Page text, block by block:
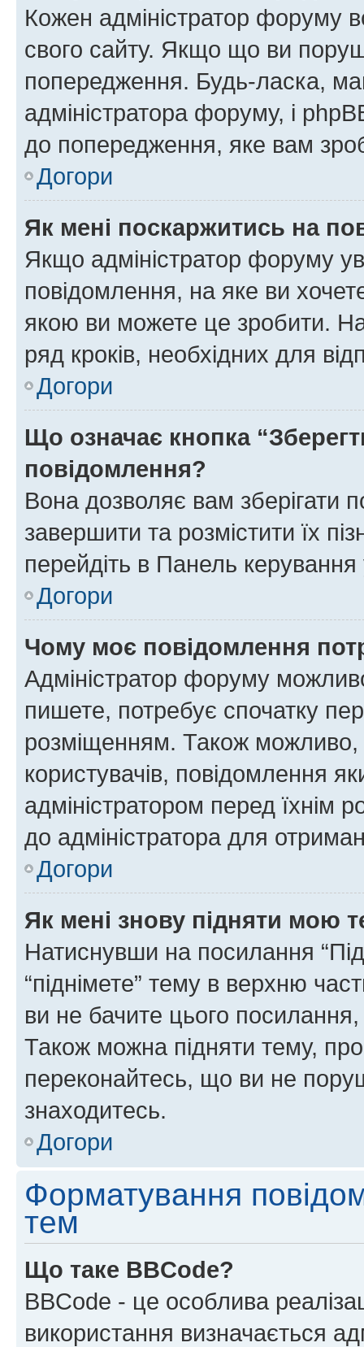
Кожен адміністратор форуму
свого сайту. Якщо що ви
попередження. Будь-ласка,
адміністратора форуму, і
до попередження, яке вам
Догори
Як мені поскаржитись на
Якщо адміністратор форуму
повідомлення, на яке ви
якою ви можете це зробити.
ряд кроків, необхідних для
Догори
Що означає кнопка
повідомлення?
Вона дозволяє вам зберігати
завершити та розмістити їх
перейдіть в Панель керування
Догори
Чому моє повідомлення
Адміністратор форуму
пишете, потребує спочатку
розміщенням. Також можливо,
користувачів, повідомлення
адміністратором перед їхнім
до адміністратора для
Догори
Як мені знову підняти мою
Натиснувши на посилання
“піднімете” тему в верхню
ви не бачите цього
Також можна підняти тему,
переконайтесь, що ви не
знаходитесь.
Догори
Форматування
тем
Що таке BBCode?
BBCode - це особлива
використання визначається